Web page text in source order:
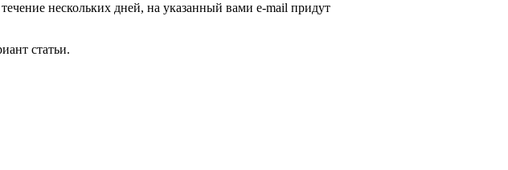
нескольких дней, на указанный вами e-mail придут
статьи.